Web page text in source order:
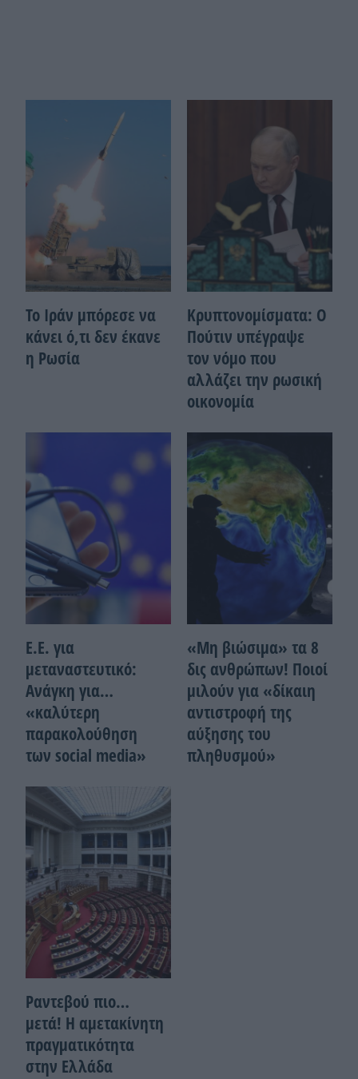
Το Ιράν μπόρεσε να
κάνει ό,τι δεν έκανε
η Ρωσία
Κρυπτονομίσματα: Ο
Πούτιν υπέγραψε
τον νόμο που
αλλάζει την ρωσική
οικονομία
Ε.Ε. για
μεταναστευτικό:
Ανάγκη για…
«καλύτερη
παρακολούθηση
των social media»
«Μη βιώσιμα» τα 8
δις ανθρώπων! Ποιοί
μιλούν για «δίκαιη
αντιστροφή της
αύξησης του
πληθυσμού»
Ραντεβού πιο…
μετά! Η αμετακίνητη
πραγματικότητα
στην Ελλάδα